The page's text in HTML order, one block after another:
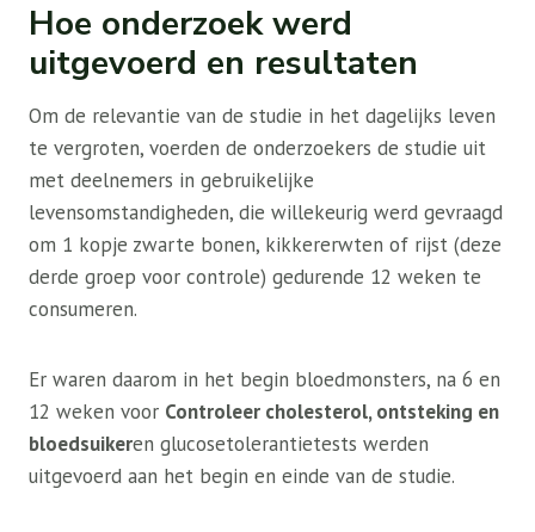
Hoe onderzoek werd
uitgevoerd en resultaten
Om de relevantie van de studie in het dagelijks leven
te vergroten, voerden de onderzoekers de studie uit
met deelnemers in gebruikelijke
levensomstandigheden, die willekeurig werd gevraagd
om 1 kopje zwarte bonen, kikkererwten of rijst (deze
derde groep voor controle) gedurende 12 weken te
consumeren.
Er waren daarom in het begin bloedmonsters, na 6 en
12 weken voor Controleer cholesterol, ontsteking en
bloedsuikeren glucosetolerantietests werden
uitgevoerd aan het begin en einde van de studie.